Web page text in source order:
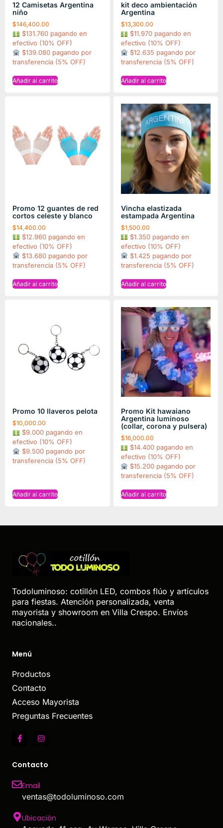
12 Camisetas Argentina
niño
$146,400.00
$131.760 pagando en
efectivo (10% OFF)
$139.080 pagando por
transferencia (5% OFF)
Añadir al carrito
kit deco ambientación
Argentina
$13,300.00
$11.970 pagando en
efectivo (10% OFF)
$12.635 pagando por
transferencia (5% OFF)
Añadir al carrito
Promo 12 guantes de red
cortos celeste y blanco
$14,400.00
$12.960 pagando en
efectivo (10% OFF)
$13.680 pagando por
transferencia (5% OFF)
Añadir al carrito
Vincha elastizada
estampada Argentina
$1,500.00
$1.350 pagando en
efectivo (10% OFF)
$1.425 pagando por
transferencia (5% OFF)
Añadir al carrito
Promo 10 llaveros pelota
$10,000.00
$9.000 pagando en
efectivo (10% OFF)
$9.500 pagando por
transferencia (5% OFF)
Añadir al carrito
Promo Kit hawaiano
Argentina luminoso
(collar, corona y pulsera)
$16,000.00
$14.400 pagando en
efectivo (10% OFF)
$15.200 pagando por
transferencia (5% OFF)
Añadir al carrito
Todoluminoso: cotillón LED, combos flúo y artículos
para fiestas. Atención personalizada, venta
mayorista y showroom en Villa Crespo. Envíos
nacionales..
Menú
Productos
Contacto
Acceso Mayorista
Preguntas Frecuentes
Contacto
Email
ventas@todoluminoso.com
Ubicación